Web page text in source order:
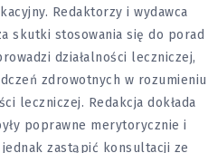
Redaktorzy i wydawca
skutki stosowania się do porad
działalności leczniczej,
zdrowotnych w rozumieniu
leczniczej. Redakcja dokłada
poprawne merytorycznie i
zastąpić konsultacji ze